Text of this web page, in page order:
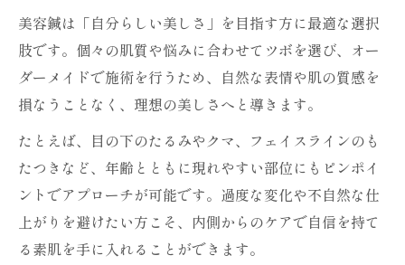
美容鍼は「自分らしい美しさ」を目指す方に最適な選択
肢です。個々の肌質や悩みに合わせてツボを選び、オー
ダーメイドで施術を行うため、自然な表情や肌の質感を
損なうことなく、理想の美しさへと導きます。
たとえば、目の下のたるみやクマ、フェイスラインのも
たつきなど、年齢とともに現れやすい部位にもピンポイ
ントでアプローチが可能です。過度な変化や不自然な仕
上がりを避けたい方こそ、内側からのケアで自信を持て
る素肌を手に入れることができます。